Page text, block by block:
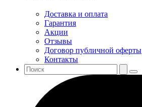
Доставка и оплата
Гарантия
Акции
Отзывы
Договор публичной оферты
Контакты